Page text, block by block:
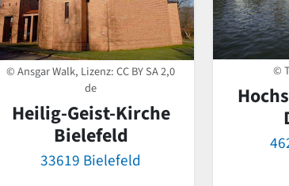
© Ansgar Walk, Lizenz:CC BY SA 2,0
de
Heilig-Geist-Kirche
Bielefeld
33619 Bielefeld
©